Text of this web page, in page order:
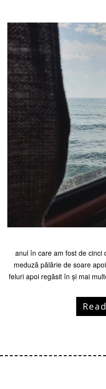
anul în care am fost de cinci
meduză pălărie de soare
feluri apoi regăsit în și mai